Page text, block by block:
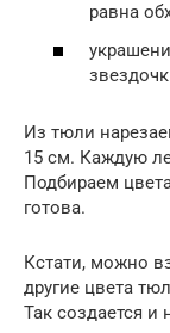
равна
Из тюли
15 см. Каждую
Подбираем
готова.
Кстати, можно
другие цвета
Так создается и